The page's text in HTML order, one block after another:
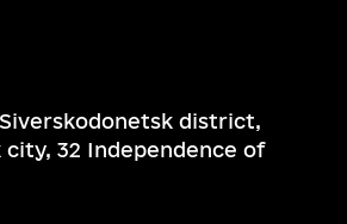
district,
32 Independence of